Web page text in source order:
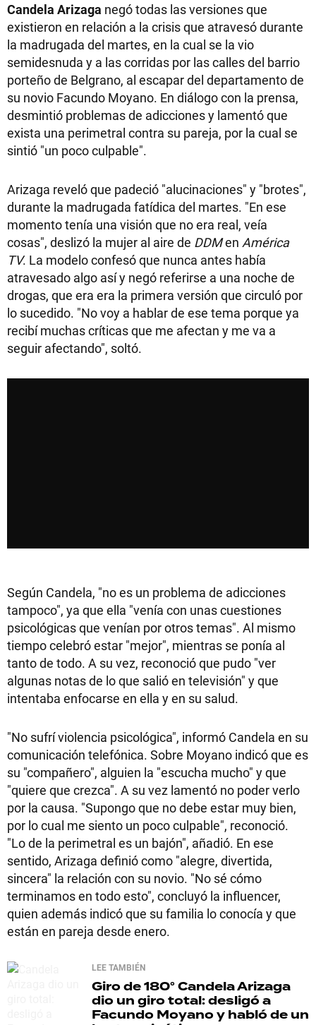
Candela Arizaga negó todas las versiones que
existieron en relación a la crisis que atravesó durante
la madrugada del martes, en la cual se la vio
semidesnuda y a las corridas por las calles del barrio
porteño de Belgrano, al escapar del departamento de
su novio Facundo Moyano. En diálogo con la prensa,
desmintió problemas de adicciones y lamentó que
exista una perimetral contra su pareja, por la cual se
sintió "un poco culpable".
Arizaga reveló que padeció "alucinaciones" y "brotes",
durante la madrugada fatídica del martes. "En ese
momento tenía una visión que no era real, veía
cosas", deslizó la mujer al aire de DDMen América
TV. La modelo confesó que nunca antes había
atravesado algo así y negó referirse a una noche de
drogas, que era era la primera versión que circuló por
lo sucedido. "No voy a hablar de ese tema porque ya
recibí muchas críticas que me afectan y me va a
seguir afectando", soltó.
Según Candela, "no es un problema de adicciones
tampoco", ya que ella "venía con unas cuestiones
psicológicas que venían por otros temas". Al mismo
tiempo celebró estar "mejor", mientras se ponía al
tanto de todo. A su vez, reconoció que pudo "ver
algunas notas de lo que salió en televisión" y que
intentaba enfocarse en ella y en su salud.
"No sufrí violencia psicológica", informó Candela en su
comunicación telefónica. Sobre Moyano indicó que es
su "compañero", alguien la "escucha mucho" y que
"quiere que crezca". A su vez lamentó no poder verlo
por la causa. "Supongo que no debe estar muy bien,
por lo cual me siento un poco culpable", reconoció.
"Lo de la perimetral es un bajón", añadió. En ese
sentido, Arizaga definió como "alegre, divertida,
sincera" la relación con su novio. "No sé cómo
terminamos en todo esto", concluyó la influencer,
quien además indicó que su familia lo conocía y que
están en pareja desde enero.
LEE TAMBIÉN
Giro de 180°Candela Arizaga
dio un giro total: desligó a
Facundo Moyano y habló de un